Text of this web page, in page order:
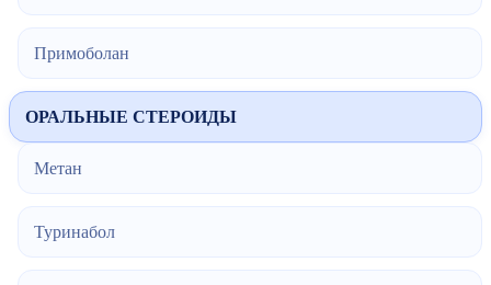
Примоболан
ОРАЛЬНЫЕ СТЕРОИДЫ
Метан
Туринабол